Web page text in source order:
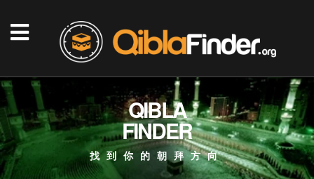
QIBLA
FINDER
找到你的朝拜方向